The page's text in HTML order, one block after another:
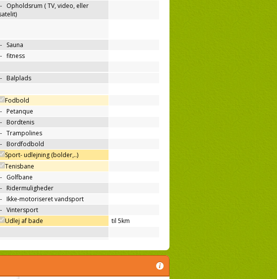
- Opholdsrum ( TV, video, eller
- Sauna
- fitness
- Balplads
Fodbold
- Petanque
- Bordtenis
- Trampolines
- Bordfodbold
Sport- udlejning (bolder,..)
Tenisbane
- Golfbane
- Ridermuligheder
- Ikke-motoriseret vandsport
- Vintersport
Udlej af bade
til 5km